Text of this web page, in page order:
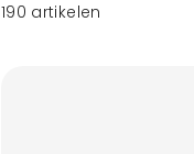
190 artikelen